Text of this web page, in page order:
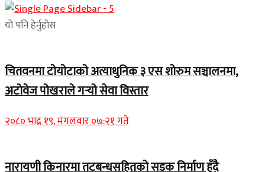
यो पनि हेर्नुहोस
चितवनमा टोयोटाको अत्याधुनिक ३ एस शोरुम सञ्चालनमा,
अटोवेज पोखराले गर्‍यो सेवा विस्तार
२०८० भाद्र १९, मंगलवार ०७:२१ गते
नारायणी किनारमा तटबन्धसहितको सडक निर्माण हुँदै